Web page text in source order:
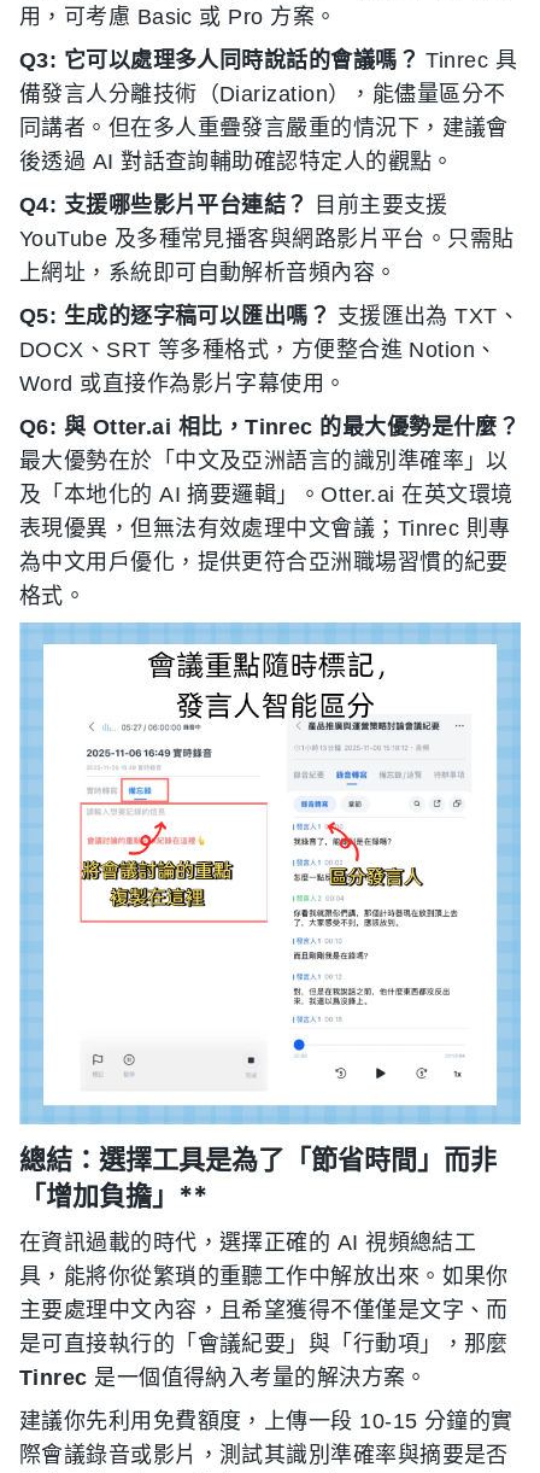
用，可考慮 Basic 或 Pro 方案。
Q3: 它可以處理多人同時說話的會議嗎？ Tinrec 具
備發言人分離技術（Diarization），能儘量區分不
同講者。但在多人重疊發言嚴重的情況下，建議會
後透過 AI 對話查詢輔助確認特定人的觀點。
Q4: 支援哪些影片平台連結？
目前主要支援
YouTube 及多種常見播客與網路影片平台。只需貼
上網址，系統即可自動解析音頻內容。
Q5: 生成的逐字稿可以匯出嗎？ 支援匯出為 TXT、
DOCX、SRT 等多種格式，方便整合進 Notion、
Word 或直接作為影片字幕使用。
Q6: 與 Otter.ai 相比，Tinrec 的最大優勢是什麼？
最大優勢在於「中文及亞洲語言的識別準確率」以
及「本地化的 AI 摘要邏輯」。Otter.ai 在英文環境
表現優異，但無法有效處理中文會議；Tinrec 則專
為中文用戶優化，提供更符合亞洲職場習慣的紀要
格式。
總結：選擇工具是為了「節省時間」而非
「增加負擔」**
在資訊過載的時代，選擇正確的 AI 視頻總結工
具，能將你從繁瑣的重聽工作中解放出來。如果你
主要處理中文內容，且希望獲得不僅僅是文字、而
是可直接執行的「會議紀要」與「行動項」，那麼
Tinrec 是一個值得納入考量的解決方案。
建議你先利用免費額度，上傳一段 10-15 分鐘的實
際會議錄音或影片，測試其識別準確率與摘要是否